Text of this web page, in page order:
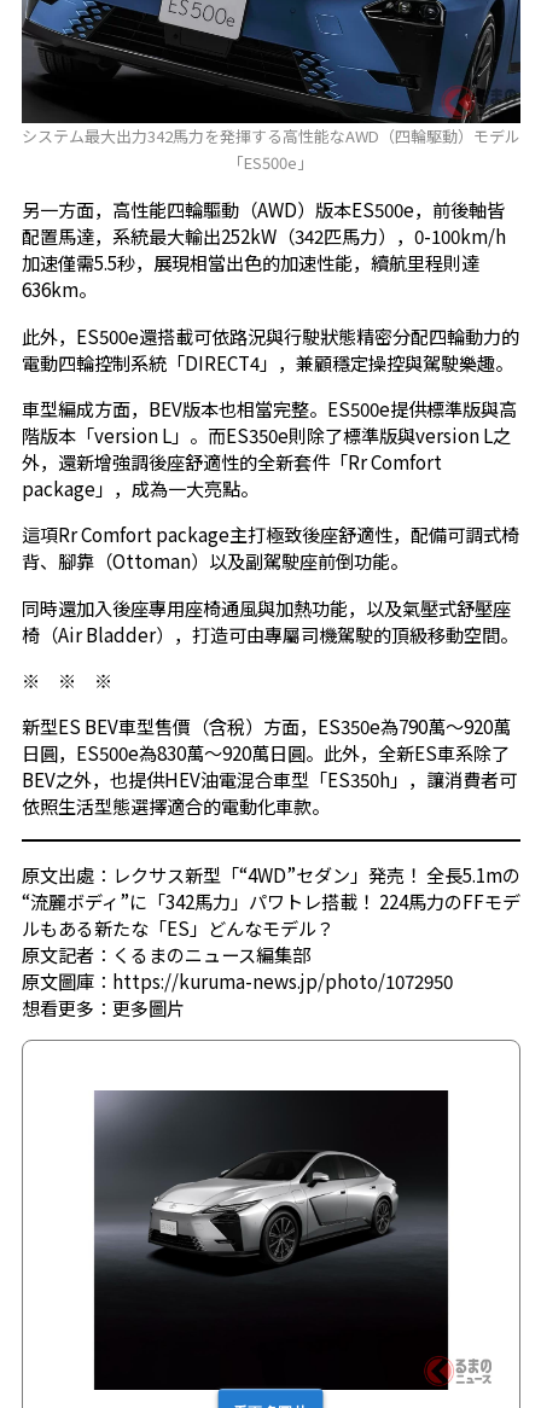
システム最大出力342馬力を発揮する高性能なAWD（四輪駆動）モデル
「ES500e」
另一方面，高性能四輪驅動（AWD）版本ES500e，前後軸皆
配置馬達，系統最大輸出252kW（342匹馬力），0-100km/h
加速僅需5.5秒，展現相當出色的加速性能，續航里程則達
636km。
此外，ES500e還搭載可依路況與行駛狀態精密分配四輪動力的
電動四輪控制系統「DIRECT4」，兼顧穩定操控與駕駛樂趣。
車型編成方面，BEV版本也相當完整。ES500e提供標準版與高
階版本「version L」。而ES350e則除了標準版與version L之
外，還新增強調後座舒適性的全新套件「Rr Comfort
package」，成為一大亮點。
這項Rr Comfort package主打極致後座舒適性，配備可調式椅
背、腳靠（Ottoman）以及副駕駛座前倒功能。
同時還加入後座專用座椅通風與加熱功能，以及氣壓式舒壓座
椅（Air Bladder），打造可由專屬司機駕駛的頂級移動空間。
※ ※ ※
新型ES BEV車型售價（含稅）方面，ES350e為790萬～920萬
日圓，ES500e為830萬～920萬日圓。此外，全新ES車系除了
BEV之外，也提供HEV油電混合車型「ES350h」，讓消費者可
依照生活型態選擇適合的電動化車款。
原文出處：レクサス新型「“4WD”セダン」発売！ 全長5.1mの
“流麗ボディ”に「342馬力」パワトレ搭載！ 224馬力のFFモデ
ルもある新たな「ES」どんなモデル？
原文記者：くるまのニュース編集部
原文圖庫：https://kuruma-news.jp/photo/1072950
想看更多： 更多圖片